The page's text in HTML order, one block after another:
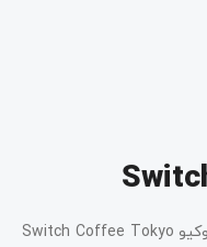
یکی دیگر از بهترین کافه‌-رستوران‌ های توکیو Switch Coffee Tokyo